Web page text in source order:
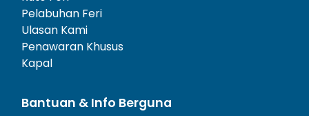
Pelabuhan Feri
Ulasan Kami
Penawaran Khusus
Kapal
Bantuan & Info Berguna